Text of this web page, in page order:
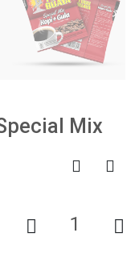
Mix